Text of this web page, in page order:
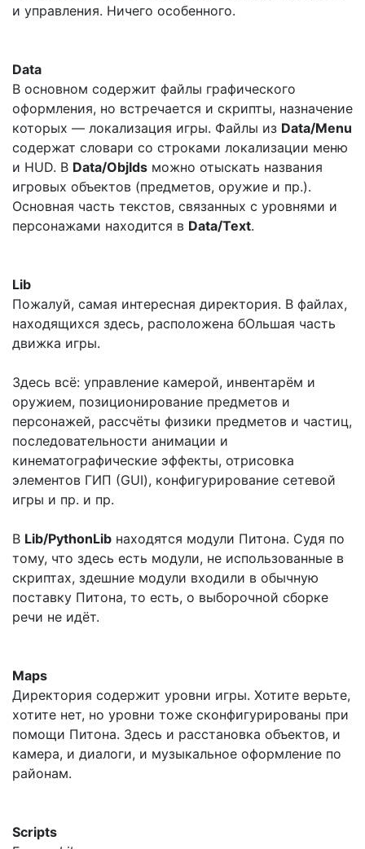
и управления. Ничего особенного.
Data
В основном содержит файлы графического
оформления, но встречается и скрипты, назначение
которых — локализация игры. Файлы из Data/Menu
содержат словари со строками локализации меню
и HUD. В Data/ObjIds можно отыскать названия
игровых объектов (предметов, оружие и пр.).
Основная часть текстов, связанных с уровнями и
персонажами находится в Data/Text.
Lib
Пожалуй, самая интересная директория. В файлах,
находящихся здесь, расположена бОльшая часть
движка игры.
Здесь всё: управление камерой, инвентарём и
оружием, позиционирование предметов и
персонажей, рассчёты физики предметов и частиц,
последовательности анимации и
кинематографические эффекты, отрисовка
элементов ГИП (GUI), конфигурирование сетевой
игры и пр. и пр.
В Lib/PythonLib находятся модули Питона. Судя по
тому, что здесь есть модули, не использованные в
скриптах, здешние модули входили в обычную
поставку Питона, то есть, о выборочной сборке
речи не идёт.
Maps
Директория содержит уровни игры. Хотите верьте,
хотите нет, но уровни тоже сконфигурированы при
помощи Питона. Здесь и расстановка объектов, и
камера, и диалоги, и музыкальное оформление по
районам.
Scripts